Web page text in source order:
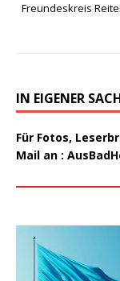
Freundeskreis
IN EIGENER
Für Fotos,
Mail an :